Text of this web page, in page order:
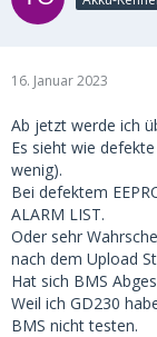
16. Januar 2023
Ab jetzt werde ich
Es sieht wie
wenig).
Bei defektem
ALARM LIST.
Oder sehr
nach dem Upload
Hat sich BMS
Weil ich GD230
BMS nicht testen.